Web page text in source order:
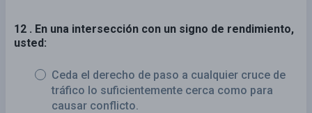
12 . En una intersección con un signo de rendimiento,
usted:
Ceda el derecho de paso a cualquier cruce de
tráfico lo suficientemente cerca como para
causar conflicto.